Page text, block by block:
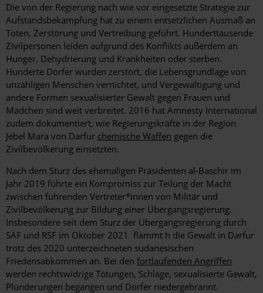
Die von der Regierung nach wie vor eingesetzte Strategie zur
Aufstandsbekämpfung hat zu einem entsetzlichen Ausmaß an
Toten, Zerstörung und Vertreibung geführt. Hunderttausende
Zivilpersonen leiden aufgrund des Konflikts außerdem an
Hunger, Dehydrierung und Krankheiten oder sterben.
Hunderte Dörfer wurden zerstört, die Lebensgrundlage von
unzähligen Menschen vernichtet, und Vergewaltigung und
andere Formen sexualisierter Gewalt gegen Frauen und
Mädchen sind weit verbreitet. 2016 hat Amnesty International
zudem dokumentiert, wie Regierungskräfte in der Region
Jebel Mara von Darfur chemische Waffen gegen die
Zivilbevölkerung einsetzten.
Nach dem Sturz des ehemaligen Präsidenten al-Baschir im
Jahr 2019 führte ein Kompromiss zur Teilung der Macht
zwischen führenden Vertreter*innen von Militär und
Zivilbevölkerung zur Bildung einer Übergangsregierung.
Insbesondere seit dem Sturz der Übergangsregierung durch
SAF und RSF im Oktober 2021 flammt h die Gewalt in Darfur
trotz des 2020 unterzeichneten sudanesischen
Friedensabkommen an. Bei den fortlaufenden Angriffen
werden rechtswidrige Tötungen, Schläge, sexualisierte Gewalt,
Plünderungen begangen und Dörfer niedergebrannt.